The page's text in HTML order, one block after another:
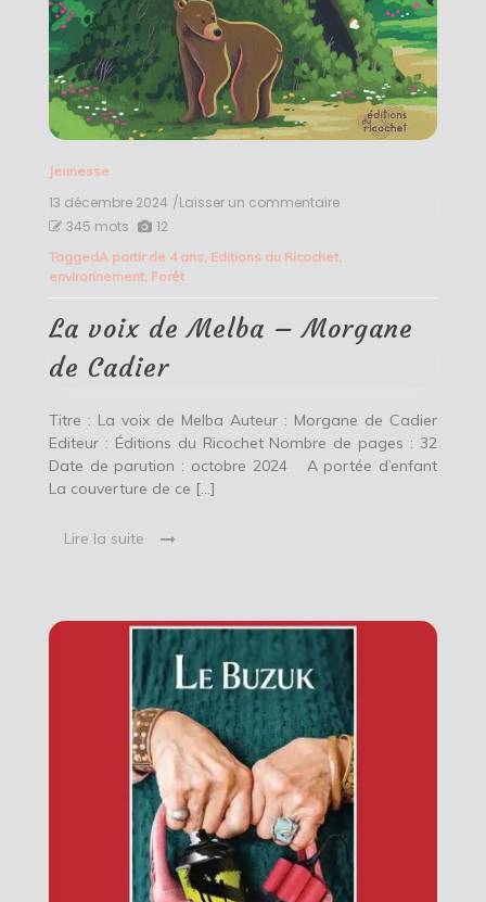
Jeunesse
13 décembre 2024 /Laisser un commentaireon
de
de
345 mots 12
TaggedA partir de 4 ans, Editions du Ricochet,
environnement, Forêt
La voix de Melba – Morgane
de Cadier
Titre : La voix de Melba Auteur : Morgane de Cadier
Editeur : Éditions du Ricochet Nombre de pages : 32
Date de parution : octobre 2024 A portée d’enfant
La couverture de ce […]
Lire la suite